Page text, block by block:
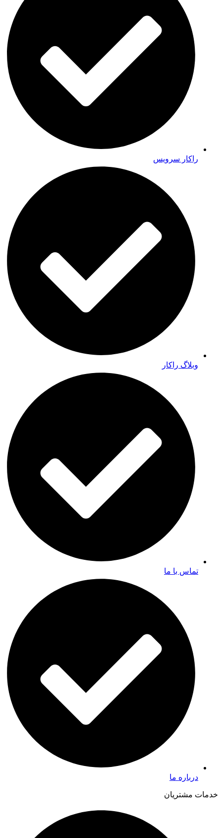
راکار سرویس
وبلاگ راکار
تماس با ما
درباره ما
خدمات مشتریان